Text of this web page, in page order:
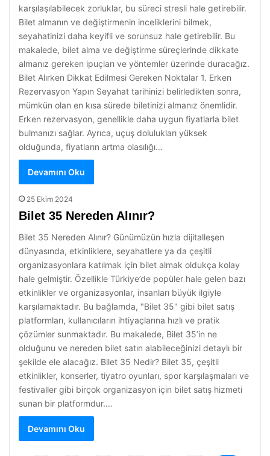
karşılaşılabilecek zorluklar, bu süreci stresli hale getirebilir.
Bilet almanın ve değiştirmenin inceliklerini bilmek,
seyahatinizi daha keyifli ve sorunsuz hale getirebilir. Bu
makalede, bilet alma ve değiştirme süreçlerinde dikkate
almanız gereken ipuçları ve yöntemler üzerinde duracağız.
Bilet Alırken Dikkat Edilmesi Gereken Noktalar 1. Erken
Rezervasyon Yapın Seyahat tarihinizi belirledikten sonra,
mümkün olan en kısa sürede biletinizi almanız önemlidir.
Erken rezervasyon, genellikle daha uygun fiyatlarla bilet
bulmanızı sağlar. Ayrıca, uçuş dolulukları yüksek
olduğunda, fiyatların artma olasılığı…
Devamını Oku
25 Ekim 2024
Bilet 35 Nereden Alınır?
Bilet 35 Nereden Alınır? Günümüzün hızla dijitalleşen
dünyasında, etkinliklere, seyahatlere ya da çeşitli
organizasyonlara katılmak için bilet almak oldukça kolay
hale gelmiştir. Özellikle Türkiye’de popüler hale gelen bazı
etkinlikler ve organizasyonlar, insanları büyük ilgiyle
karşılamaktadır. Bu bağlamda, "Bilet 35" gibi bilet satış
platformları, kullanıcıların ihtiyaçlarına hızlı ve pratik
çözümler sunmaktadır. Bu makalede, Bilet 35’in ne
olduğunu ve nereden bilet satın alabileceğinizi detaylı bir
şekilde ele alacağız. Bilet 35 Nedir? Bilet 35, çeşitli
etkinlikler, konserler, tiyatro oyunları, spor karşılaşmaları ve
festivaller gibi birçok organizasyon için bilet satış hizmeti
sunan bir platformdur.…
Devamını Oku